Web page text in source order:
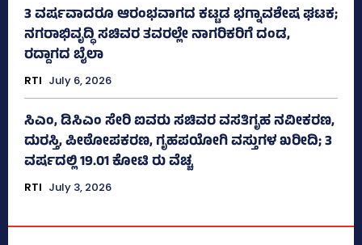
3 ವರ್ಷವಾದರೂ ಆರಂಭವಾಗದ ಕಟ್ಟಡ ಭಗ್ನಾವಶೇಷ ಘಟಕ;
ನಗರಾಭಿವೃದ್ಧಿ ಸಚಿವರ ತವರಲ್ಲೇ ನಾಗರಿಕರಿಗೆ ದಂಡ,
ರದ್ದಾಗದ ಬೈಲಾ
RTI July 6, 2026
ಸಿಎಂ, ಡಿಸಿಎಂ ಸೇರಿ ಐವರು ಸಚಿವರ ವಸತಿಗೃಹ ನವೀಕರಣ,
ದುರಸ್ತಿ, ಪೀಠೋಪಕರಣ, ಗೃಹಪಯೋಗಿ ವಸ್ತುಗಳ ಖರೀದಿ; 3
ವರ್ಷದಲ್ಲಿ 19.01 ಕೋಟಿ ರು ವೆಚ್ಚ
RTI July 3, 2026